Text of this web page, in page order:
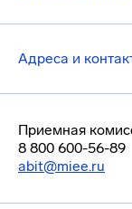
Адреса и
Приемная
8 800 600-56-89
abit@miee.ru